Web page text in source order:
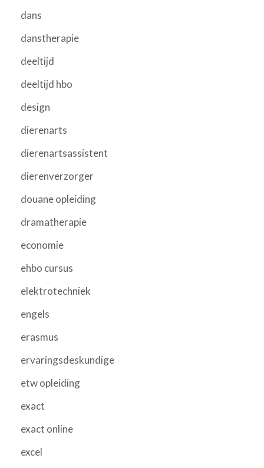
dans
danstherapie
deeltijd
deeltijd hbo
design
dierenarts
dierenartsassistent
dierenverzorger
douane opleiding
dramatherapie
economie
ehbo cursus
elektrotechniek
engels
erasmus
ervaringsdeskundige
etw opleiding
exact
exact online
excel